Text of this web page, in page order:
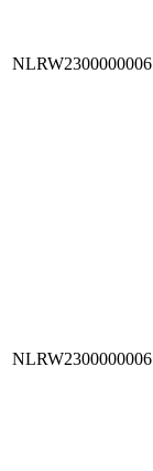
NLRW2300000006
NLRW2300000006